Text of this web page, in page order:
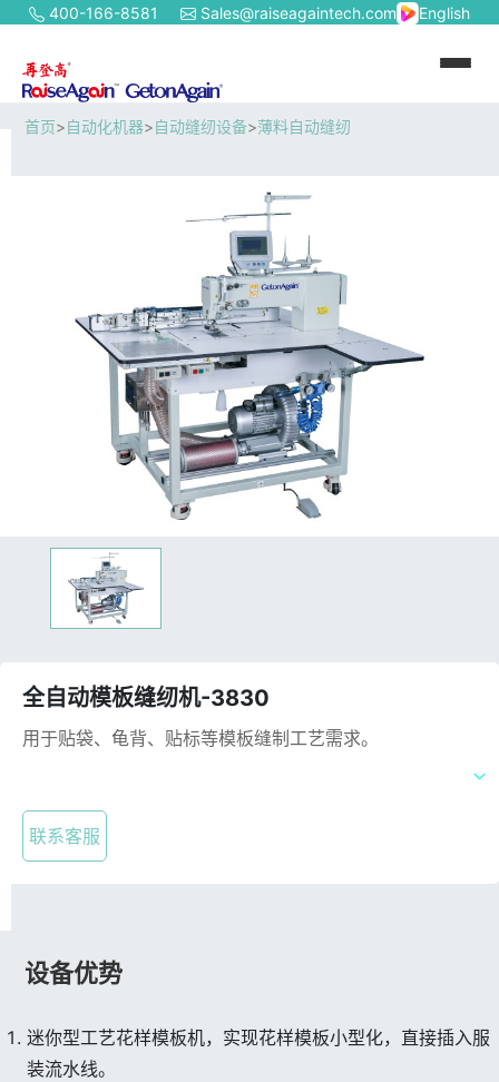
400-166-8581 Sales@raiseagaintech.com English
首页>自动化机器>自动缝纫设备>薄料自动缝纫
全自动模板缝纫机-3830
用于贴袋、龟背、贴标等模板缝制工艺需求。
联系客服
设备优势
迷你型工艺花样模板机，实现花样模板小型化，直接插入服
装流水线。